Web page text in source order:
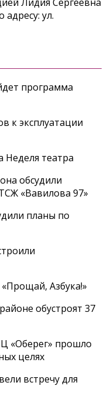
ул.
программа
к эксплуатации
театра
обсудили
«Вавилова 97»
планы по
Азбука!»
обустроят 37
«Оберег» прошло
целях
встречу для